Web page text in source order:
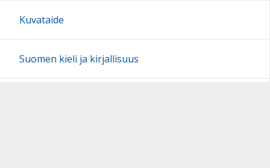
Kuvataide
Suomen kieli ja kirjallisuus